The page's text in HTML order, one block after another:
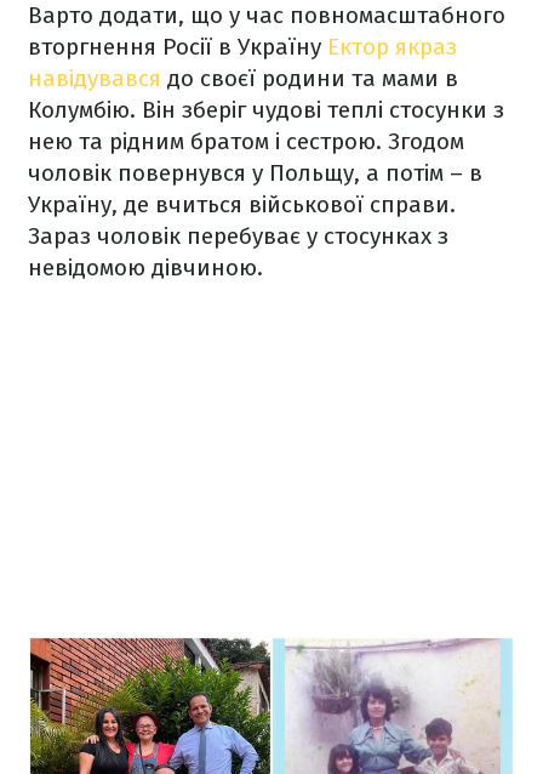
Варто додати, що у час повномасштабного
вторгнення Росії в Україну Ектор якраз
навідувався до своєї родини та мами в
Колумбію. Він зберіг чудові теплі стосунки з
нею та рідним братом і сестрою. Згодом
чоловік повернувся у Польщу, а потім – в
Україну, де вчиться військової справи.
Зараз чоловік перебуває у стосунках з
невідомою дівчиною.